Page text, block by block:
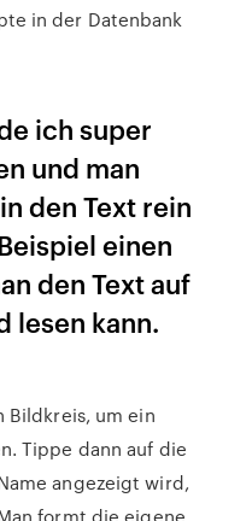
in der Datenbank
ich super
und man
den Text rein
einen
den Text auf
lesen kann.
Bildkreis, um ein
Tippe dann auf die
angezeigt wird,
formt die eigene